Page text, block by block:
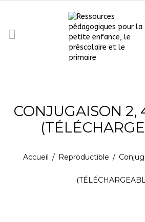
CONJUGAISON 2,
Accueil / Reproductible /